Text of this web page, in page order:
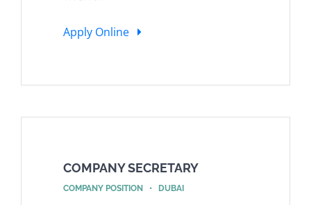
Apply Online
COMPANY SECRETARY
COMPANY POSITION • DUBAI